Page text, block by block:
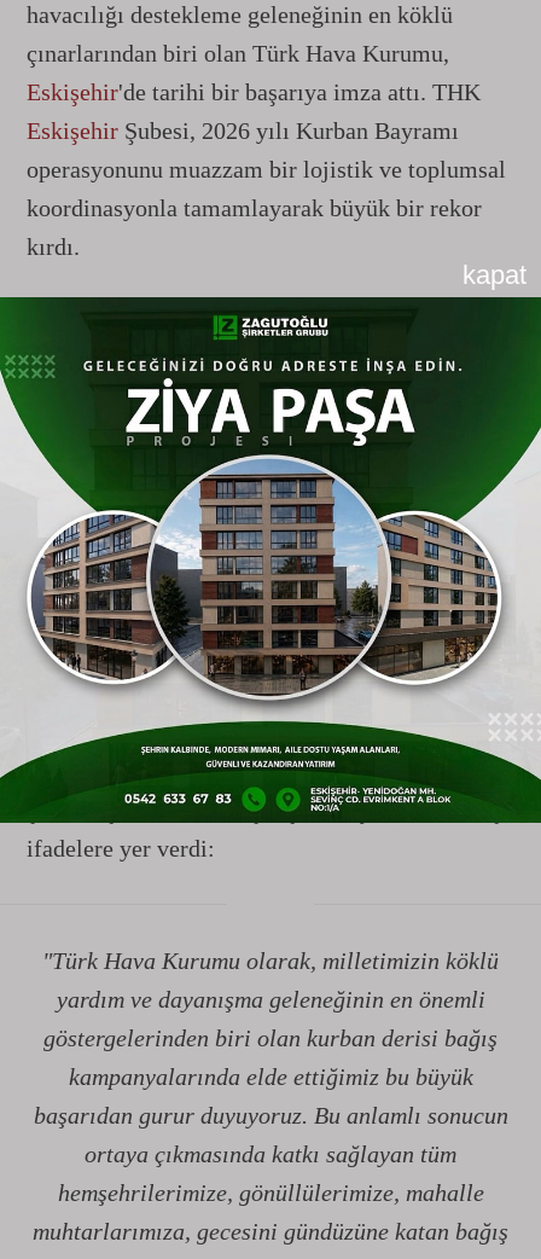
kapat
havacılığı destekleme geleneğinin en köklü
çınarlarından biri olan Türk Hava Kurumu,
Eskişehir'de tarihi bir başarıya imza attı. THK
Eskişehir Şubesi, 2026 yılı Kurban Bayramı
operasyonunu muazzam bir lojistik ve toplumsal
koordinasyonla tamamlayarak büyük bir rekor
kırdı.
Konuya ilişkin resmi bir açıklama yapan THK
Şube Başkanı Gökhan Çalışkan,
Eskişehir
halkının kuruma ve milli havacılık
vizyonuna olan sarsılmaz bağlılığını verilerle
ortaya koydu. Yapılan değerlendirmelere göre,
Eskişehirşubesi 81 il ve yüzlerce ilçe örgütü
arasından sıyrılarak Türkiye genelinde en çok
kurban derisi bağışı toplayan ikinci merkez oldu.
"EskişehirHalkı Milli Değerlere
Bağlılığını Bir Kez Daha Gösterdi"
Elde edilen bu gurur verici neticenin ardından
kampanya paydaşlarına teşekkürlerini ileten
Şube Başkanı Gökhan Çalışkan, açıklamasında şu
ifadelere yer verdi:
"Türk Hava Kurumu olarak, milletimizin köklü
yardım ve dayanışma geleneğinin en önemli
göstergelerinden biri olan kurban derisi bağış
kampanyalarında elde ettiğimiz bu büyük
başarıdan gurur duyuyoruz. Bu anlamlı sonucun
ortaya çıkmasında katkı sağlayan tüm
hemşehrilerimize, gönüllülerimize, mahalle
muhtarlarımıza, gecesini gündüzüne katan bağış